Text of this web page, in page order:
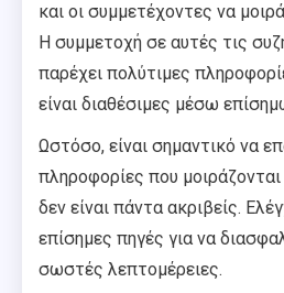
και οι συμμετέχοντες να
Η συμμετοχή σε αυτές τις
παρέχει πολύτιμες
είναι διαθέσιμες μέσω
Ωστόσο, είναι σημαντικό να
πληροφορίες που
δεν είναι πάντα ακριβείς.
επίσημες πηγές για να
σωστές λεπτομέρειες.